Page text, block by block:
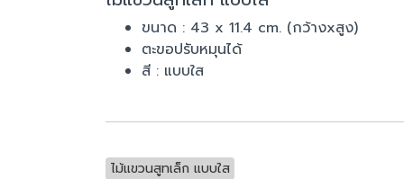
ขนาด : 43 x 11.4 cm. (กว้างxสูง)
ตะขอปรับหมุนได้
สี : แบบใส
ไม้แขวนสูทเล็ก แบบใส